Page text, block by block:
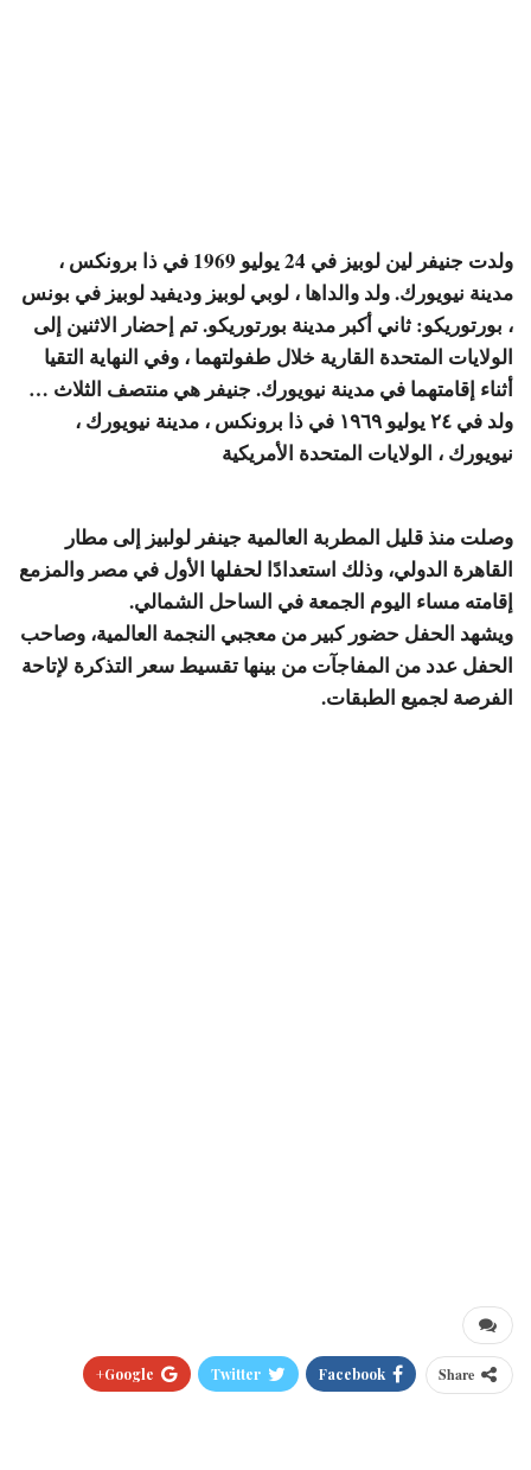
ولدت جنيفر لين لوبيز في 24 يوليو 1969 في ذا برونكس ،
مدينة نيويورك.ولد والداها ، لوبي لوبيز وديفيد لوبيز في بونس
، بورتوريكو: ثاني أكبر مدينة بورتوريكو.تم إحضار الاثنين إلى
الولايات المتحدة القارية خلال طفولتهما ، وفي النهاية التقيا
أثناء إقامتهما في مدينة نيويورك. جنيفر هي منتصف الثلاث …
ولد في ٢٤ يوليو ١٩٦٩ في ذا برونكس ، مدينة نيويورك ،
نيويورك ، الولايات المتحدة الأمريكية
وصلت منذ قليل المطربة العالمية جينفر لولبيز إلى مطار
القاهرة الدولي، وذلك استعدادًا لحفلها الأول في مصر والمزمع
إقامته مساء اليوم الجمعة في الساحل الشمالي.
ويشهد الحفل حضور كبير من معجبي النجمة العالمية، وصاحب
الحفل عدد من المفاجآت من بينها تقسيط سعر التذكرة لإتاحة
الفرصة لجميع الطبقات.
Share
Facebook
Twitter
Google+